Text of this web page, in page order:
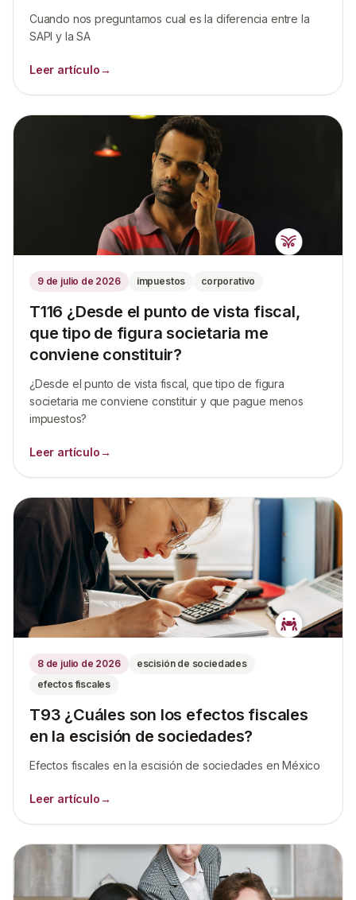
Cuando nos preguntamos cual es la diferencia entre la
SAPI y la SA
Leer artículo→
9 de julio de 2026 impuestos corporativo
T116 ¿Desde el punto de vista fiscal,
que tipo de figura societaria me
conviene constituir?
¿Desde el punto de vista fiscal, que tipo de figura
societaria me conviene constituir y que pague menos
impuestos?
Leer artículo→
8 de julio de 2026
escisión de sociedades
efectos fiscales
T93 ¿Cuáles son los efectos fiscales
en la escisión de sociedades?
Efectos fiscales en la escisión de sociedades en México
Leer artículo→